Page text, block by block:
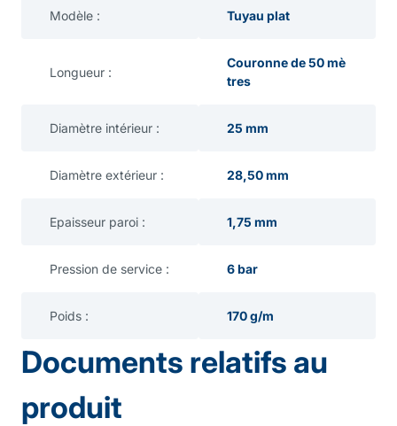
Modèle : Tuyau plat
Longueur :
Couronne de 50 mè
tres
Diamètre intérieur : 25 mm
Diamètre extérieur : 28,50 mm
Epaisseur paroi : 1,75 mm
Pression de service : 6 bar
Poids : 170 g/m
Documents relatifs au
produit